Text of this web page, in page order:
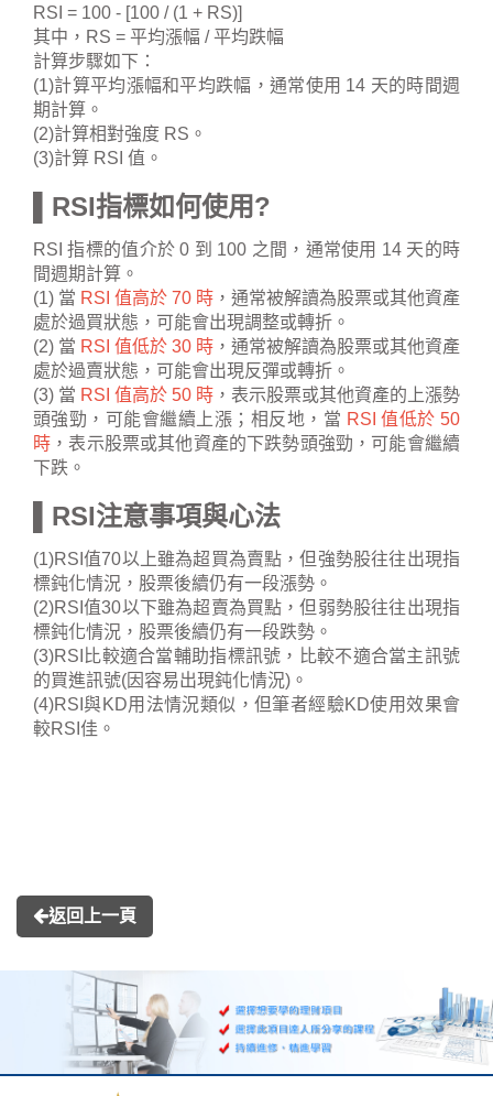
RSI = 100 - [100 / (1 + RS)]
其中，RS = 平均漲幅 / 平均跌幅
計算步驟如下：
(1)計算平均漲幅和平均跌幅，通常使用 14 天的時間週
期計算。
(2)計算相對強度 RS。
(3)計算 RSI 值。
▌RSI指標如何使用?
RSI 指標的值介於 0 到 100 之間，通常使用 14 天的時
間週期計算。
(1) 當 RSI 值高於 70 時 ，通常被解讀為股票或其他資產
處於過買狀態，可能會出現調整或轉折。
(2) 當 RSI 值低於 30 時 ，通常被解讀為股票或其他資產
處於過賣狀態，可能會出現反彈或轉折。
(3) 當 RSI 值高於 50 時 ，表示股票或其他資產的上漲勢
頭強勁，可能會繼續上漲；相反地，當 RSI 值低於 50
時 ，表示股票或其他資產的下跌勢頭強勁，可能會繼續
下跌。
▌RSI注意事項與心法
(1)RSI值70以上雖為超買為賣點，但強勢股往往出現指
標鈍化情況，股票後續仍有一段漲勢。
(2)RSI值30以下雖為超賣為買點，但弱勢股往往出現指
標鈍化情況，股票後續仍有一段跌勢。
(3)RSI比較適合當輔助指標訊號，比較不適合當主訊號
的買進訊號(因容易出現鈍化情況)。
(4)RSI與KD用法情況類似，但筆者經驗KD使用效果會
較RSI佳。
返回上一頁